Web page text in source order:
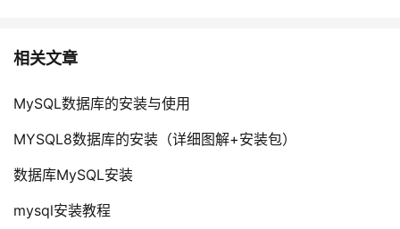
相关文章
MySQL数据库的安装与使用
MYSQL8数据库的安装（详细图解+安装包）
数据库MySQL安装
mysql安装教程